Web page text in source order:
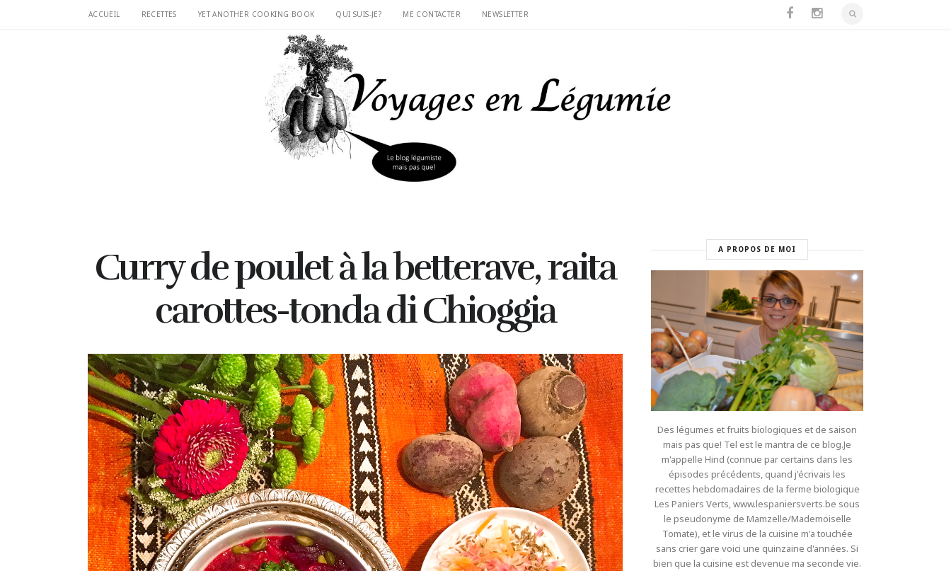
ACCUEIL RECETTES YET ANOTHER COOKING BOOK QUI SUIS-JE? ME CONTACTER NEWSLETTER
Curry de poulet à la betterave, raita
carottes-tonda di Chioggia
A PROPOS DE MOI
Des légumes et fruits biologiques et de saison
mais pas que! Tel est le mantra de ce blog.Je
m'appelle Hind (connue par certains dans les
épisodes précédents, quand j'écrivais les
recettes hebdomadaires de la ferme biologique
Les Paniers Verts, www.lespaniersverts.be sous
le pseudonyme de Mamzelle/Mademoiselle
Tomate), et le virus de la cuisine m'a touchée
sans crier gare voici une quinzaine d'années. Si
bien que la cuisine est devenue ma seconde vie.